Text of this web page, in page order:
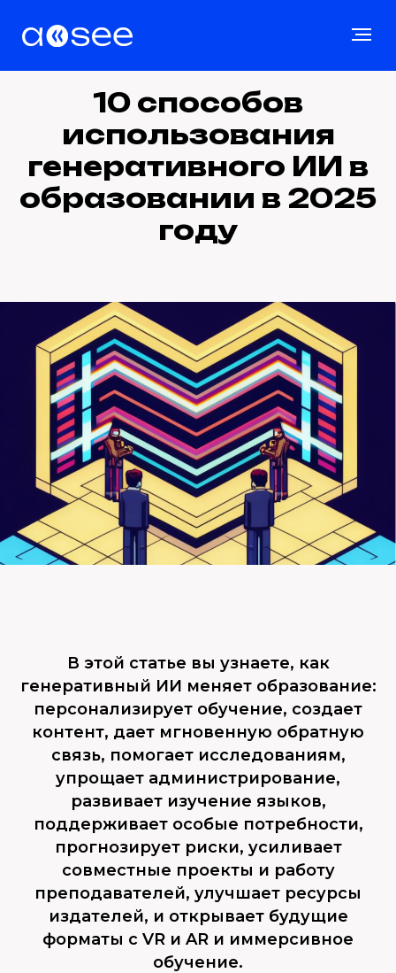
10 способов
использования
генеративного ИИ в
образовании в 2025
году
В этой статье вы узнаете, как
генеративный ИИ меняет образование:
персонализирует обучение, создает
контент, дает мгновенную обратную
связь, помогает исследованиям,
упрощает администрирование,
развивает изучение языков,
поддерживает особые потребности,
прогнозирует риски, усиливает
совместные проекты и работу
преподавателей, улучшает ресурсы
издателей, и открывает будущие
форматы с VR и AR и иммерсивное
обучение.